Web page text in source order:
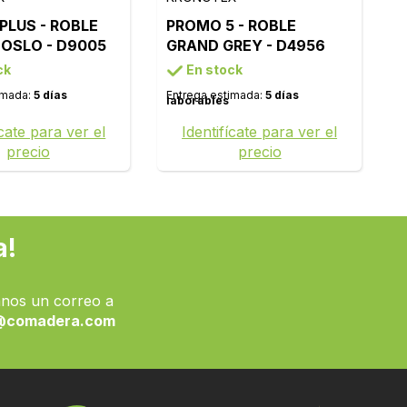
- ROBLE
- D9005
5 días
para ver el
precio
PROMO 5 - ROBLE
GRAND GREY - D4956
En stock
Entrega estimada:5 días
laborables
Identifícate para ver el
precio
un correo a